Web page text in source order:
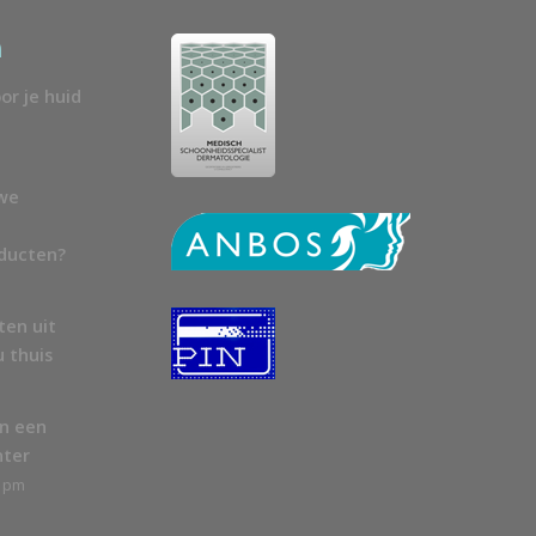
je huid
uit
thuis
een